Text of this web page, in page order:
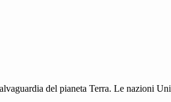
del pianeta Terra. Le nazioni